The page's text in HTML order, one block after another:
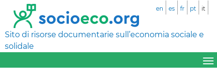
Sito di risorse documentarie sull’economia sociale e
solidale
en es fr pt it